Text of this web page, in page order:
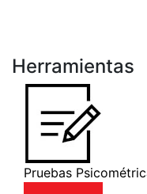
Herramientas